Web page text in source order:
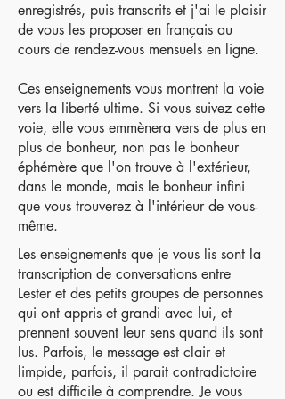
enregistrés, puis transcrits et j'ai le plaisir
de vous les proposer en français au
cours de rendez-vous mensuels en ligne.
Ces enseignements vous montrent la voie
vers la liberté ultime. Si vous suivez cette
voie, elle vous emmènera vers de plus en
plus de bonheur, non pas le bonheur
éphémère que l'on trouve à l'extérieur,
dans le monde, mais le bonheur infini
que vous trouverez à l'intérieur de vous-
même.
Les enseignements que je vous lis sont la
transcription de conversations entre
Lester et des petits groupes de personnes
qui ont appris et grandi avec lui, et
prennent souvent leur sens quand ils sont
lus. Parfois, le message est clair et
limpide, parfois, il parait contradictoire
ou est difficile à comprendre. Je vous